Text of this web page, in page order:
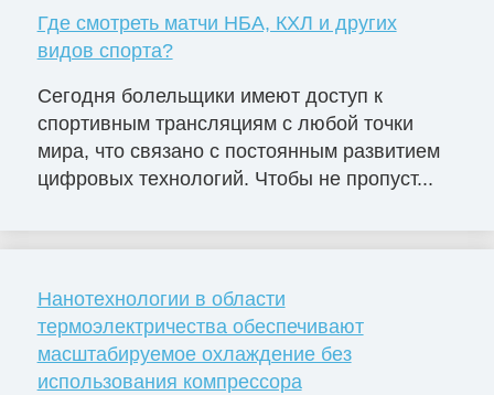
Где смотреть матчи НБА, КХЛ и других
видов спорта?
Сегодня болельщики имеют доступ к
спортивным трансляциям с любой точки
мира, что связано с постоянным развитием
цифровых технологий. Чтобы не пропуст...
Нанотехнологии в области
термоэлектричества обеспечивают
масштабируемое охлаждение без
использования компрессора